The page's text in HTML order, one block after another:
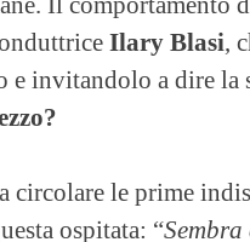
Ilary Blasi,
e invitandolo a dire
circolare le prime
ospitata: “Sembra